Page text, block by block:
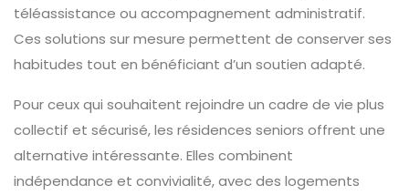
téléassistance ou accompagnement administratif.
Ces solutions sur mesure permettent de conserver ses
habitudes tout en bénéficiant d’un soutien adapté.
Pour ceux qui souhaitent rejoindre un cadre de vie plus
collectif et sécurisé, les résidences seniors offrent une
alternative intéressante. Elles combinent
indépendance et convivialité, avec des logements